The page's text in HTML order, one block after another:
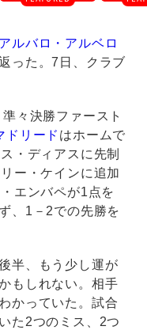
アルバロ・アルベロ
った。7日、クラブ
々決勝ファースト
ドリード はホームで
・ディアスに先制
ー・ケインに追加
エンバペが1点を
、1－2での先勝を
半、もう少し運が
もしれない。相手
かっていた。試合
た2つのミス、2つ